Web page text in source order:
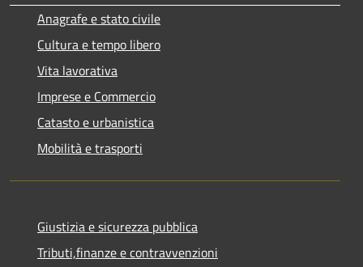
Anagrafe e stato civile
Cultura e tempo libero
Vita lavorativa
Imprese e Commercio
Catasto e urbanistica
Mobilità e trasporti
Giustizia e sicurezza pubblica
Tributi,finanze e contravvenzioni